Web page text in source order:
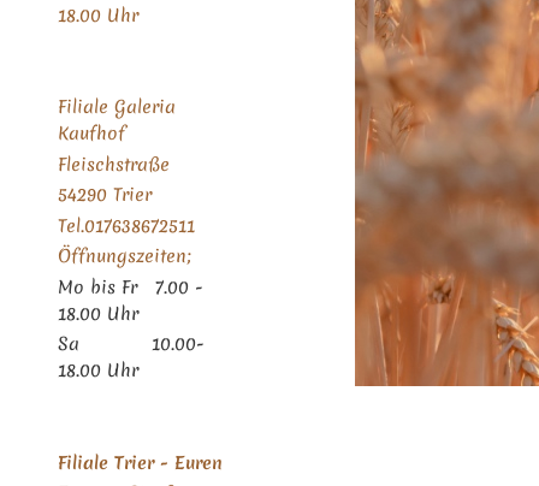
18.00 Uhr
Filiale Galeria
Kaufhof
Fleischstraße
54290 Trier
Tel.017638672511
Öffnungszeiten;
Mo bis Fr 7.00 -
18.00 Uhr
Sa 10.00-
18.00 Uhr
Filiale Trier - Euren